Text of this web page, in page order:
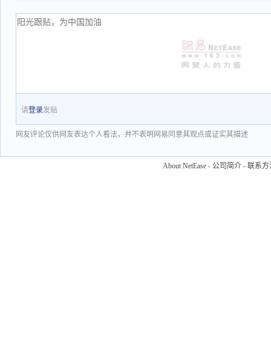
请登录发贴
网友评论仅供网友表达个人看法，并不表明网易同意其观点或证实其描述
About NetEase - 公司简介 - 联系方